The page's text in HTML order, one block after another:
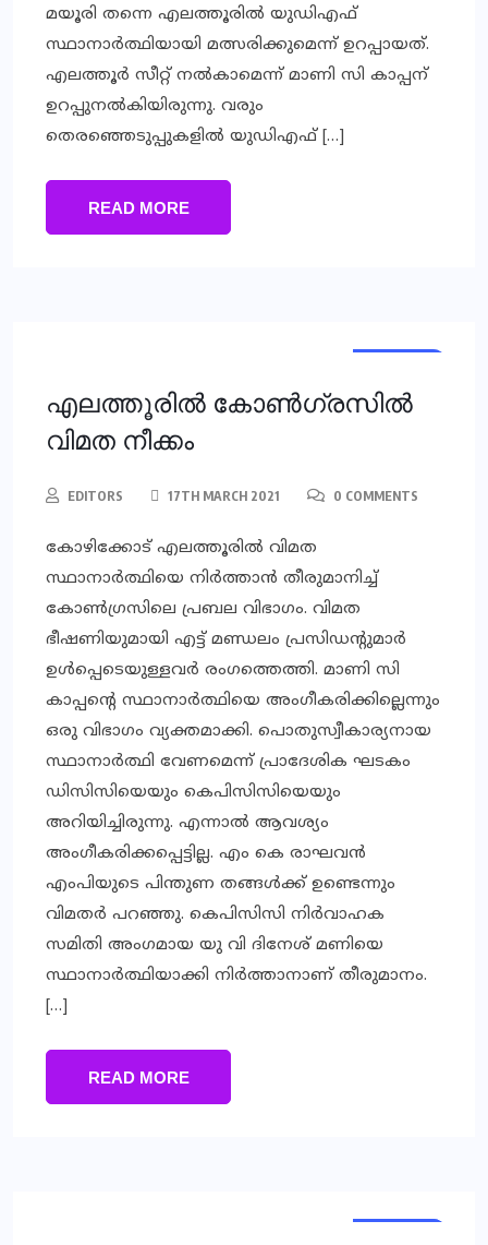
മയൂരി തന്നെ എലത്തൂരിൽ യുഡിഎഫ്
സ്ഥാനാർത്ഥിയായി മത്സരിക്കുമെന്ന് ഉറപ്പായത്.
എലത്തൂർ സീറ്റ് നൽകാമെന്ന് മാണി സി കാപ്പന്
ഉറപ്പുനൽകിയിരുന്നു. വരും
തെരഞ്ഞെടുപ്പുകളിൽ യുഡിഎഫ് […]
READ MORE
എലത്തൂരിൽ കോൺഗ്രസിൽ
വിമത നീക്കം
EDITORS 17TH MARCH 2021 0 COMMENTS
കോഴിക്കോട് എലത്തൂരില്‍ വിമത
സ്ഥാനാര്‍ത്ഥിയെ നിര്‍ത്താന്‍ തീരുമാനിച്ച്
കോണ്‍ഗ്രസിലെ പ്രബല വിഭാഗം. വിമത
ഭീഷണിയുമായി എട്ട് മണ്ഡലം പ്രസിഡന്റുമാര്‍
ഉള്‍പ്പെടെയുള്ളവര്‍ രംഗത്തെത്തി. മാണി സി
കാപ്പന്റെ സ്ഥാനാര്‍ത്ഥിയെ അംഗീകരിക്കില്ലെന്നും
ഒരു വിഭാഗം വ്യക്തമാക്കി. പൊതുസ്വീകാര്യനായ
സ്ഥാനാര്‍ത്ഥി വേണമെന്ന് പ്രാദേശിക ഘടകം
ഡിസിസിയെയും കെപിസിസിയെയും
അറിയിച്ചിരുന്നു. എന്നാല്‍ ആവശ്യം
അംഗീകരിക്കപ്പെട്ടില്ല. എം കെ രാഘവന്‍
എംപിയുടെ പിന്തുണ തങ്ങള്‍ക്ക് ഉണ്ടെന്നും
വിമതര്‍ പറഞ്ഞു. കെപിസിസി നിര്‍വാഹക
സമിതി അംഗമായ യു വി ദിനേശ് മണിയെ
സ്ഥാനാര്‍ത്ഥിയാക്കി നിര്‍ത്താനാണ് തീരുമാനം.
[…]
READ MORE